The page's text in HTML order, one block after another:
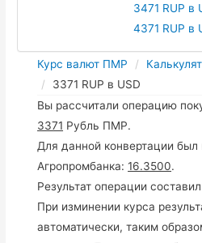
3471 RUP в
4371 RUP в
Курс валют ПМР
3371 RUP в USD
Вы рассчитали операцию
3371 Рубль ПМР.
Для данной конвертации был
Агропромбанка:16.3500.
Результат операции составил
При изминении курса
автоматически, таким